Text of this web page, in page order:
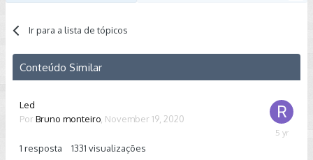
Ir para a lista de tópicos
Conteúdo Similar
Led
Por Bruno monteiro November 19, 2020
1 resposta 1331 visualizações
January